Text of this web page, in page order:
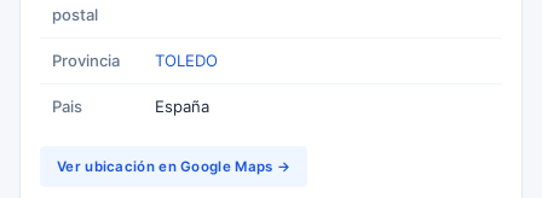
postal
Provincia TOLEDO
Pais España
Ver ubicación en Google Maps →